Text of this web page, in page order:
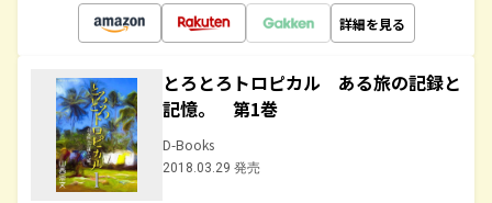
詳細を見る
とろとろトロピカル ある旅の記録と
記憶。 第1巻
D-Books
2018.03.29 発売